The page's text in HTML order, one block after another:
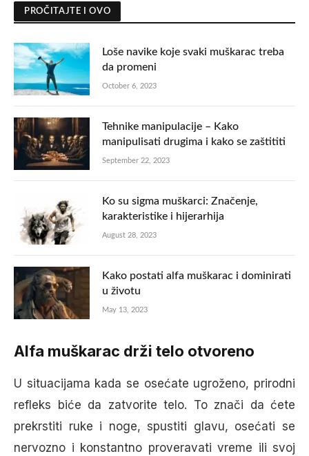
PROČITAJTE I OVO
Loše navike koje svaki muškarac treba
da promeni
October 6, 2023
Tehnike manipulacije – Kako
manipulisati drugima i kako se zaštititi
September 22, 2023
Ko su sigma muškarci: Značenje,
karakteristike i hijerarhija
August 28, 2023
Kako postati alfa muškarac i dominirati
u životu
May 13, 2023
Alfa muškarac drži telo otvoreno
U situacijama kada se osećate ugroženo, prirodni
refleks biće da zatvorite telo. To znači da ćete
prekrstiti ruke i noge, spustiti glavu, osećati se
nervozno i konstantno proveravati vreme ili svoj